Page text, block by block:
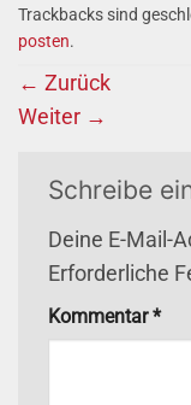
Trackbacks sind
posten.
← Zurück
Weiter →
Schreibe
Deine E-Mail-
Erforderliche
Kommentar*